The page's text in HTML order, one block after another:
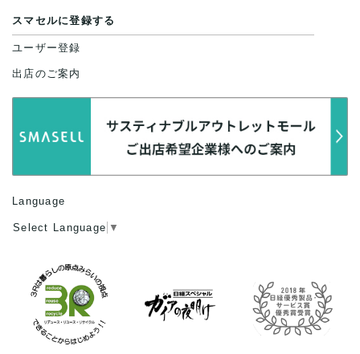
スマセルに登録する
ユーザー登録
出店のご案内
Language
Select Language ▼